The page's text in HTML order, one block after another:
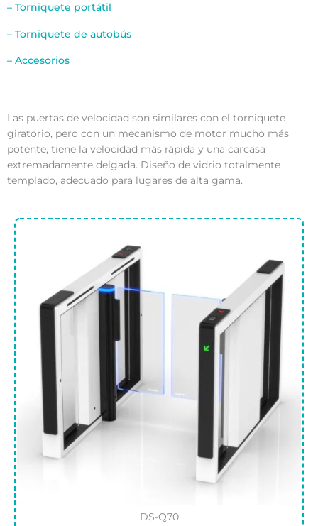
– Torniquete portátil
– Torniquete de autobús
– Accesorios
Las puertas de velocidad son similares con el torniquete
giratorio, pero con un mecanismo de motor mucho más
potente, tiene la velocidad más rápida y una carcasa
extremadamente delgada. Diseño de vidrio totalmente
templado, adecuado para lugares de alta gama.
DS-Q70